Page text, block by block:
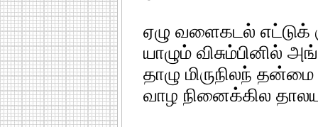
ஏழு வளைகடல் எட்டுக்
யாழும் விசும்பினில்
தாழு மிருநிலந்
வாழ நினைக்கில